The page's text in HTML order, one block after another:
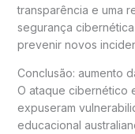
transparência e uma
segurança
prevenir novos
Conclusão: aumento
O ataque cibernético
expuseram
educacional